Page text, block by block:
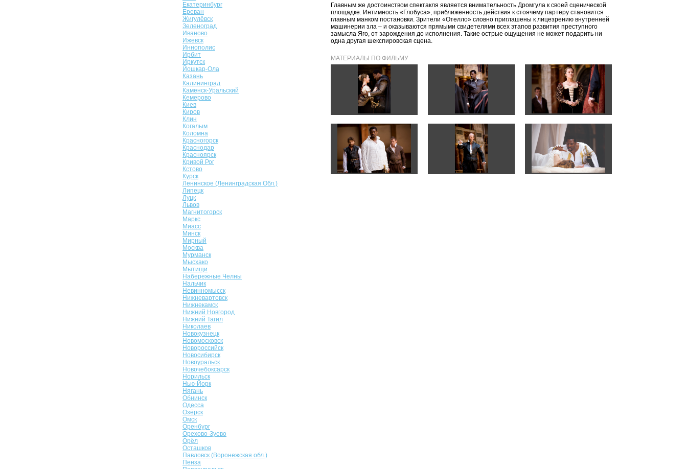
Екатеринбург
Ереван
Жигулёвск
Зеленоград
Иваново
Ижевск
Иннополис
Ирбит
Иркутск
Йошкар-Ола
Казань
Калининград
Каменск-Уральский
Кемерово
Киев
Киров
Клин
Когалым
Коломна
Красногорск
Краснодар
Красноярск
Кривой Рог
Кстово
Курск
Ленинское (Ленинградская Обл.)
Липецк
Луцк
Львов
Магнитогорск
Маркс
Миасс
Минск
Мирный
Москва
Мурманск
Мысхако
Мытищи
Набережные Челны
Нальчик
Невинномысск
Нижневартовск
Нижнекамск
Нижний Новгород
Нижний Тагил
Николаев
Новокузнецк
Новомосковск
Новороссийск
Новосибирск
Новоуральск
Новочебоксарск
Норильск
Нью-Йорк
Нягань
Обнинск
Одесса
Озёрск
Омск
Оренбург
Орехово-Зуево
Орёл
Осташков
Павловск (Воронежская обл.)
Пенза
Главным же достоинством спектакля является внимательность Дромгула к своей сценической
площадке. Интимность «Глобуса», приближенность действия к стоячему партеру становится
главным манком постановки. Зрители «Отелло» словно приглашены к лицезрению внутренней
машинерии зла – и оказываются прямыми свидетелями всех этапов развития преступного
замысла Яго, от зарождения до исполнения. Такие острые ощущения не может подарить ни
одна другая шекспировская сцена.
МАТЕРИАЛЫ ПО ФИЛЬМУ